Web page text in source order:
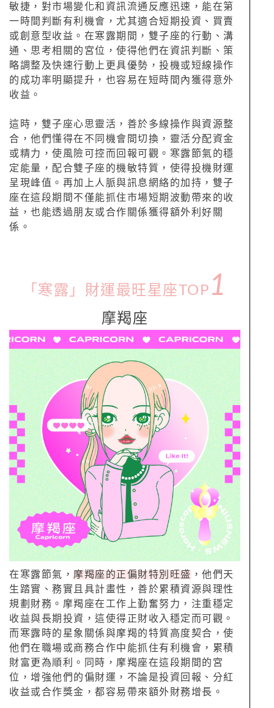
敏捷，對市場變化和資訊流通反應迅速，能在第
一時間判斷有利機會，尤其適合短期投資、買賣
或創意型收益。在寒露期間，雙子座的行動、溝
通、思考相關的宮位，使得他們在資訊判斷、策
略調整及快速行動上更具優勢，投機或短線操作
的成功率明顯提升，也容易在短時間內獲得意外
收益。
這時，雙子座心思靈活，善於多線操作與資源整
合，他們懂得在不同機會間切換，靈活分配資金
或精力，使風險可控而回報可觀。寒露節氣的穩
定能量，配合雙子座的機敏特質，使得投機財運
呈現峰值。再加上人脈與訊息網絡的加持，雙子
座在這段期間不僅能抓住市場短期波動帶來的收
益，也能透過朋友或合作關係獲得額外利好關
係。
「寒露」財運最旺星座TOP 1
摩羯座
在寒露節氣， 摩羯座的正偏財特別旺盛 ，他們天
生踏實、務實且具計畫性，善於累積資源與理性
規劃財務。摩羯座在工作上勤奮努力，注重穩定
收益與長期投資，這使得正財收入穩定而可觀。
而寒露時的星象關係與摩羯的特質高度契合，使
他們在職場或商務合作中能抓住有利機會，累積
財富更為順利。同時，摩羯座在這段期間的宮
位，增強他們的偏財運，不論是投資回報、分紅
收益或合作獎金，都容易帶來額外財務增長。